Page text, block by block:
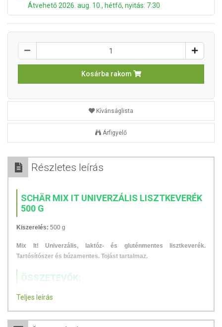
Átvehető 2026. aug. 10., hétfő, nyitás: 7:30
Kosárba rakom
Kívánságlista
Árfigyelő
Részletes leírás
SCHÄR MIX IT UNIVERZÁLIS LISZTKEVERÉK
500 G
Kiszerelés: 500 g
Mix It! Univerzális, laktóz- és gluténmentes lisztkeverék.
Tartósítószer és búzamentes. Tojást tartalmaz.
ÖSSZETEVŐK:
Kukoricakeményítő, rizsliszt, kukoricaliszt, sűrítőanyag: guar gumi,
A specifikációban szereplő adatok 100 g termékre vonatkoznak!
Teljes leírás